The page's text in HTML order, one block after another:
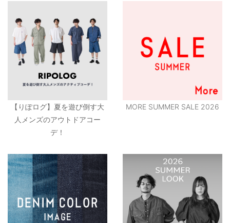
【りぽログ】夏を遊び倒す大
人メンズのアウトドアコー
デ！
MORE SUMMER SALE 2026